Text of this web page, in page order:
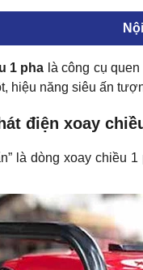
1 pha là công cụ
hiệu năng siêu ấn
điện xoay
là dòng xoay